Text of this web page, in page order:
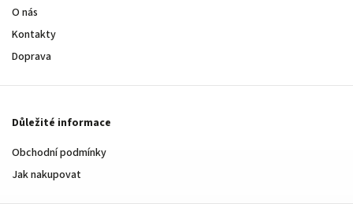
O nás
Kontakty
Doprava
Důležité informace
Obchodní podmínky
Jak nakupovat